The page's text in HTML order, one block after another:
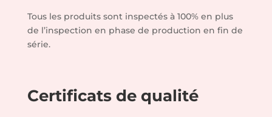
Tous les produits sont inspectés à 100% en plus
de l’inspection en phase de production en fin de
série.
Certificats de qualité